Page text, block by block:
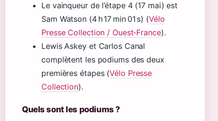
Le vainqueur de l’étape 4 (17 mai) est
Sam Watson (4 h 17 min 01 s) (Vélo
Presse Collection / Ouest‑France).
Lewis Askey et Carlos Canal
complètent les podiums des deux
premières étapes (Vélo Presse
Collection).
Quels sont les podiums ?